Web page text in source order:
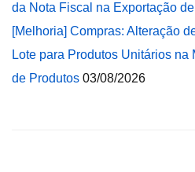
da Nota Fiscal na Exportação
[Melhoria] Compras: Alteração
Lote para Produtos Unitários
de Produtos 03/08/2026